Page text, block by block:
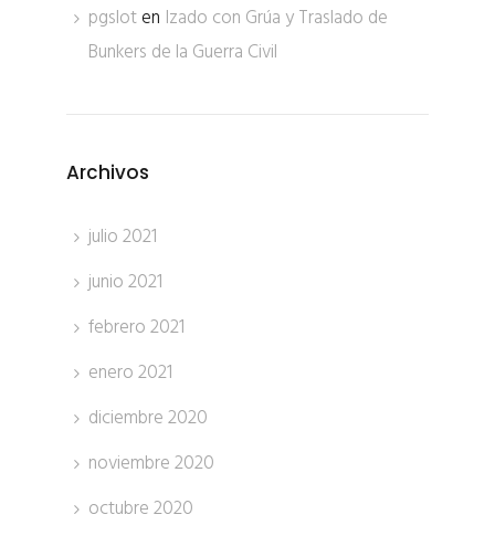
pgsloten Izado con Grúa y Traslado de
Bunkers de la Guerra Civil
Archivos
julio 2021
junio 2021
febrero 2021
enero 2021
diciembre 2020
noviembre 2020
octubre 2020